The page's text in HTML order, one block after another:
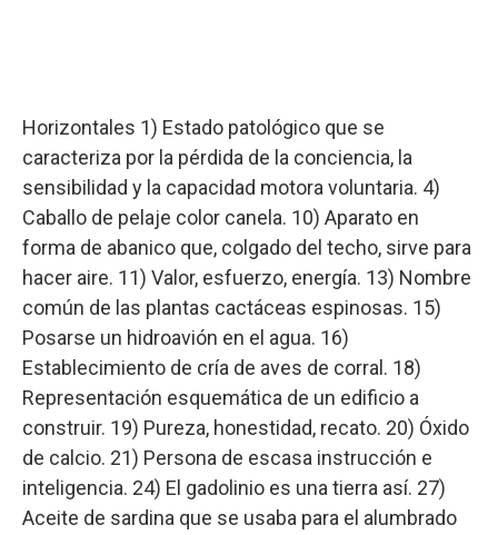
Horizontales 1) Estado patológico que se
caracteriza por la pérdida de la conciencia, la
sensibilidad y la capacidad motora voluntaria. 4)
Caballo de pelaje color canela. 10) Aparato en
forma de abanico que, colgado del techo, sirve para
hacer aire. 11) Valor, esfuerzo, energía. 13) Nombre
común de las plantas cactáceas espinosas. 15)
Posarse un hidroavión en el agua. 16)
Establecimiento de cría de aves de corral. 18)
Representación esquemática de un edificio a
construir. 19) Pureza, honestidad, recato. 20) Óxido
de calcio. 21) Persona de escasa instrucción e
inteligencia. 24) El gadolinio es una tierra así. 27)
Aceite de sardina que se usaba para el alumbrado